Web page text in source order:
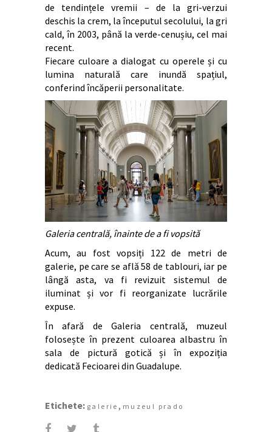
de tendințele vremii – de la gri-verzui
deschis la crem, la începutul secolului, la gri
cald, în 2003, până la verde-cenușiu, cel mai
recent.
Fiecare culoare a dialogat cu operele și cu
lumina naturală care inundă spațiul,
conferind încăperii personalitate.
Galeria centrală, înainte de a fi vopsită
Acum, au fost vopsiți 122 de metri de
galerie, pe care se află 58 de tablouri, iar pe
lângă asta, va fi revizuit sistemul de
iluminat și vor fi reorganizate lucrările
expuse.
În afară de Galeria centrală, muzeul
folosește în prezent culoarea albastru în
sala de pictură gotică și în expoziția
dedicată Fecioarei din Guadalupe.
Etichete: galerie , muzeul prado